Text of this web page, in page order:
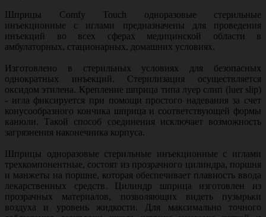
Шприцы Comfy Touch одноразовые стерильные
инъекционные с иглами предназначены для проведения
инъекций во всех сферах медицинской области в
амбулаторных, стационарных, домашних условиях.
Изготовлено в стерильных условиях для безопасных
однократных инъекций. Стерилизация осуществляется
оксидом этилена. Крепление шприца типа луер слип (luer slip)
- игла фиксируется при помощи простого надевания за счет
конусообразного кончика шприца и соответствующей формы
канюли. Такой способ соединения исключает возможность
загрязнения наконечника корпуса.
Шприцы одноразовые стерильные инъекционные с иглами
трехкомпонентные, состоят из прозрачного цилиндра, поршня
и манжеты на поршне, которая обеспечивает плавность ввода
лекарственных средств. Цилиндр шприца изготовлен из
прозрачных материалов, позволяющих видеть пузырьки
воздуха и уровень жидкости. Для максимально точного